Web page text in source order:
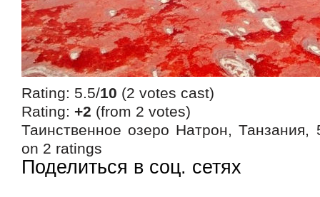
Rating: 5.5/10 (2 votes cast)
Rating: +2 (from 2 votes)
Таинственное озеро Натрон, Танзания,
on 2 ratings
Поделиться в соц. сетях